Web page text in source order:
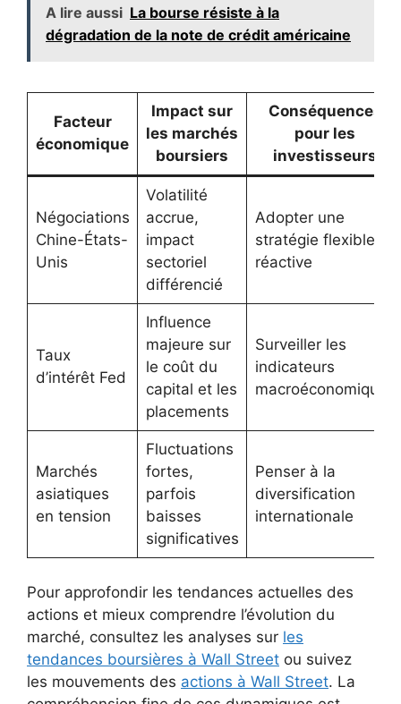
A lire aussi La bourse résiste à la
dégradation de la note de crédit américaine
Facteur
économique
Impact sur
les marchés
boursiers
Conséquences
pour les
investisseurs
Négociations
Chine-États-
Unis
Volatilité
accrue,
impact
sectoriel
différencié
Adopter une
stratégie flexible et
réactive
Taux
d’intérêt Fed
Influence
majeure sur
le coût du
capital et les
placements
Surveiller les
indicateurs
macroéconomiques
Marchés
asiatiques
en tension
Fluctuations
fortes,
parfois
baisses
significatives
Penser à la
diversification
internationale
Pour approfondir les tendances actuelles des
actions et mieux comprendre l’évolution du
marché, consultez les analyses sur les
tendances boursières à Wall Street ou suivez
les mouvements des actions à Wall Street. La